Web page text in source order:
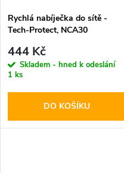
Rychlá nabíječka do sítě -
Tech-Protect, NCA30
kabel
444 Kč
Skladem - hned k odeslání
1 ks
DO KOŠÍKU